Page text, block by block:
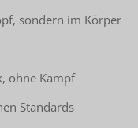
sondern im Körper
ohne Kampf
Standards